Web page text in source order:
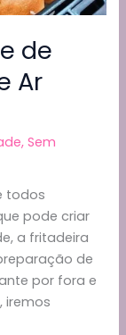
de
Ar
,Sem
todos
pode criar
a fritadeira
de
por fora e
iremos